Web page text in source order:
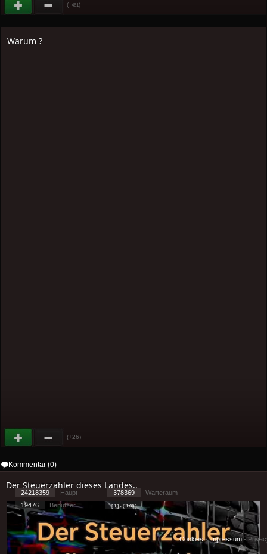
(+461)
Warum ?
(+26)
Kommentar (0)
Der Steuerzahler dieses Landes..
24218359 Haupt 378369
Warteraum
19476
Benutzer [ 1 ] - ( 1.08 )
Cookies-Impressum-